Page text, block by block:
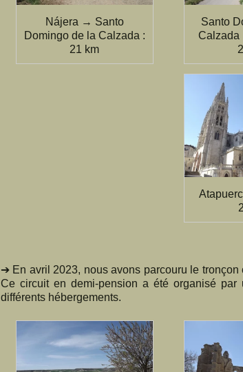
Nájera → Santo
Domingo de la Calzada :
21 km
Santo
➔ En avril 2023, nous avons parcouru le
Ce circuit en demi-pension a été organisé
différents hébergements.